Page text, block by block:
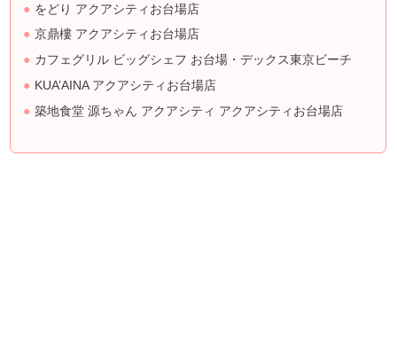
をどり アクアシティお台場店
京鼎樓 アクアシティお台場店
カフェグリル ビッグシェフ お台場・デックス東京ビーチ
KUA’AINA アクアシティお台場店
築地食堂 源ちゃん アクアシティ アクアシティお台場店